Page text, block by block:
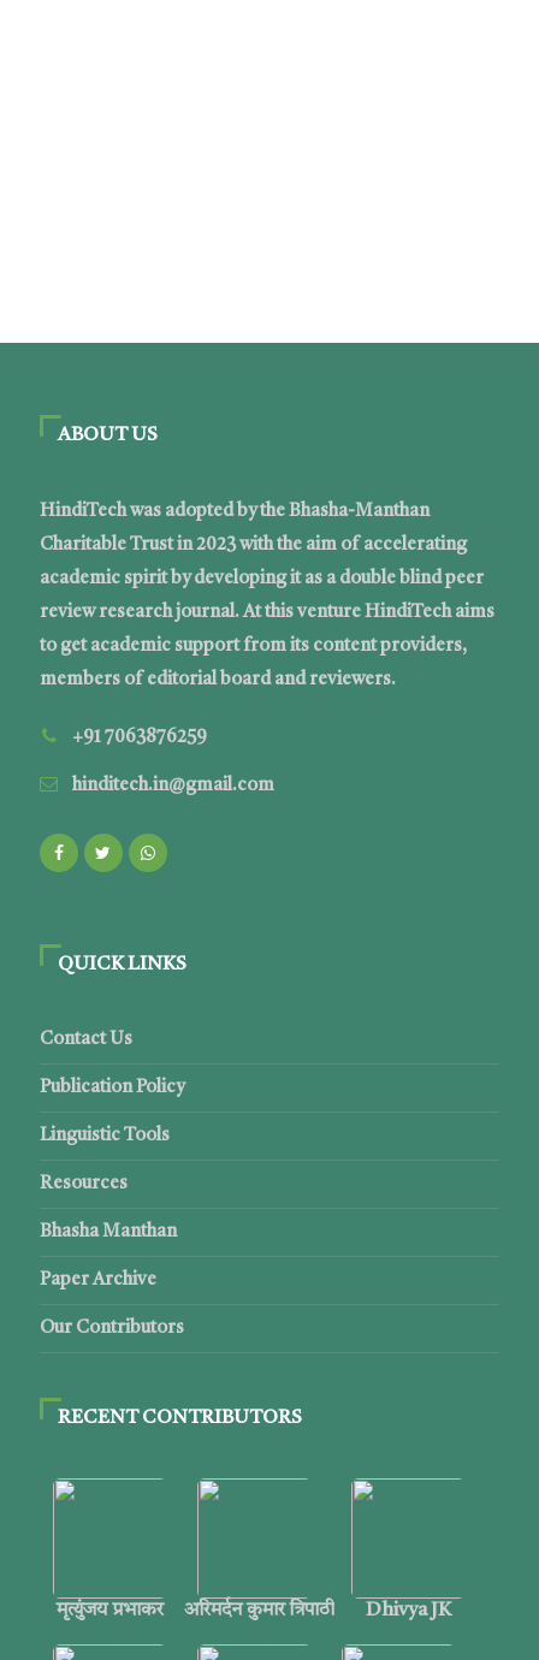
ABOUT US
HindiTech was adopted by the Bhasha-Manthan
Charitable Trust in 2023 with the aim of accelerating
academic spirit by developing it as a double blind peer
review research journal. At this venture HindiTech aims
to get academic support from its content providers,
members of editorial board and reviewers.
+91 7063876259
hinditech.in@gmail.com
QUICK LINKS
Contact Us
Publication Policy
Linguistic Tools
Resources
Bhasha Manthan
Paper Archive
Our Contributors
RECENT CONTRIBUTORS
मृत्युंजय प्रभाकर अरिमर्दन कुमार त्रिपाठी Dhivya JK